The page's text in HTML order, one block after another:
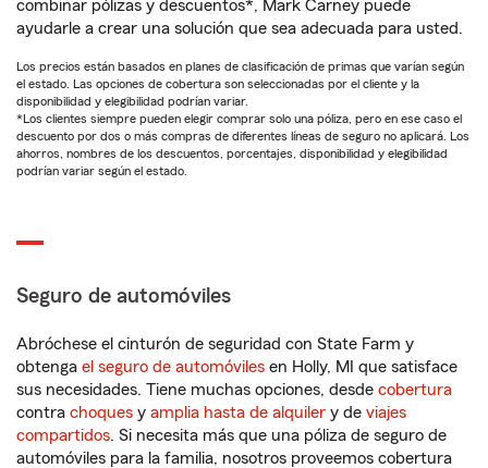
combinar pólizas y descuentos*, Mark Carney puede
ayudarle a crear una solución que sea adecuada para usted.
Los precios están basados en planes de clasificación de primas que varían según
el estado. Las opciones de cobertura son seleccionadas por el cliente y la
disponibilidad y elegibilidad podrían variar.
*Los clientes siempre pueden elegir comprar solo una póliza, pero en ese caso el
descuento por dos o más compras de diferentes líneas de seguro no aplicará. Los
ahorros, nombres de los descuentos, porcentajes, disponibilidad y elegibilidad
podrían variar según el estado.
Seguro de automóviles
Abróchese el cinturón de seguridad con State Farm y
obtenga el seguro de automóviles en Holly, MI que satisface
sus necesidades. Tiene muchas opciones, desde cobertura
contra choques y amplia hasta de alquiler y de viajes
compartidos. Si necesita más que una póliza de seguro de
automóviles para la familia, nosotros proveemos cobertura